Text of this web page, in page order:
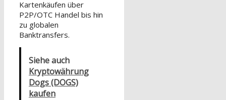
Kartenkäufen über
P2P/OTC Handel bis hin
zu globalen
Banktransfers.
Siehe auch
Kryptowährung
Dogs (DOGS)
kaufen